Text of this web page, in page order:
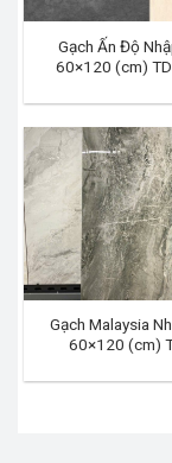
Gạch Ấn Độ
60×120 (cm)
Gạch Malaysia
60×120 (cm)